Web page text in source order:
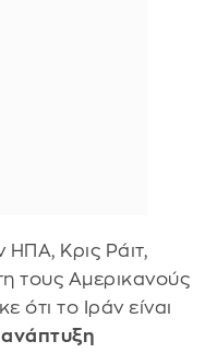
Κρις Ράιτ,
τους Αμερικανούς
ότι το Ιράν είναι